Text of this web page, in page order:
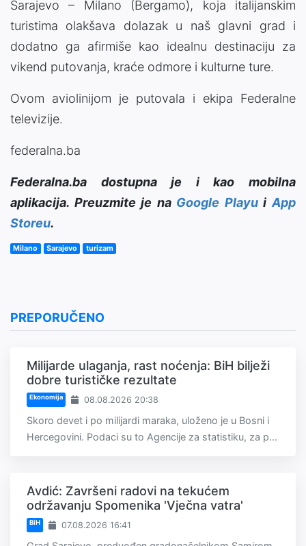
Sarajevo – Milano (Bergamo), koja italijanskim
turistima olakšava dolazak u naš glavni grad i
dodatno ga afirmiše kao idealnu destinaciju za
vikend putovanja, kraće odmore i kulturne ture.
Ovom aviolinijom je putovala i ekipa Federalne
televizije.
federalna.ba
Federalna.ba dostupna je i kao mobilna
aplikacija. Preuzmite je na Google PlayuiApp
Storeu.
Milano Sarajevo turizam
PREPORUČENO
Milijarde ulaganja, rast noćenja: BiH bilježi
dobre turističke rezultate
Ekonomija 08.08.2026 20:38
Skoro devet i po milijardi maraka, uloženo je u Bosni i
Hercegovini. Podaci su to Agencije za statistiku, za p...
Avdić: Završeni radovi na tekućem
održavanju Spomenika 'Vječna vatra'
BiH 07.08.2026 16:41